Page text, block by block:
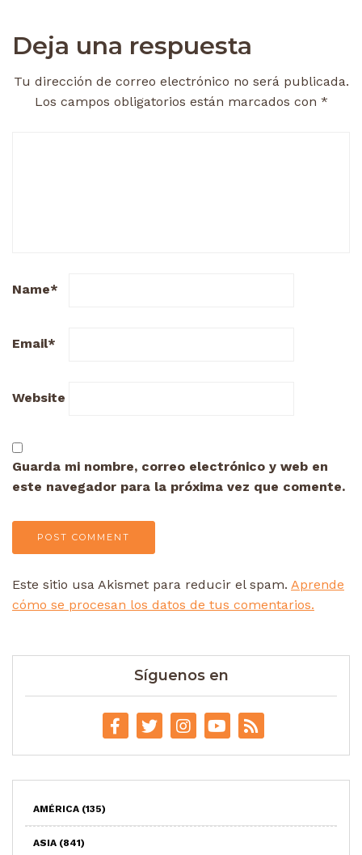
Deja una respuesta
Tu dirección de correo electrónico no será publicada.
Los campos obligatorios están marcados con *
Name*
Email*
Website
Guarda mi nombre, correo electrónico y web en
este navegador para la próxima vez que comente.
Este sitio usa Akismet para reducir el spam. Aprende
cómo se procesan los datos de tus comentarios.
Síguenos en
AMÉRICA (135)
ASIA (841)